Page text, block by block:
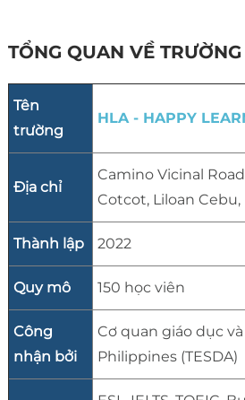
TỔNG QUAN VỀ TRƯỜNG
Tên
trường
HLA - HAPPY
Địa chỉ
Camino Vicinal
Cotcot, Liloan
Thành lập 2022
Quy mô 150 học viên
Công
nhận bởi
Cơ quan giáo dục
Philippines (TESDA)